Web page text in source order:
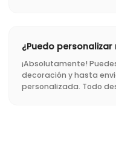
¿Puedo
¡Absolutamente!
decoración y hasta
personalizada. Todo